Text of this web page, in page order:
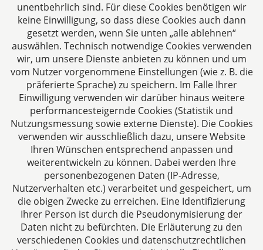
CTC LEGAL
Aachen
Jülicher Straße 215
52070 Aachen
Deutschland
Tel: +49 241 94621-0
Fax: +49 241 94621-111
E-Mail:kanzlei@dhk-law.com
Über uns
Ihre Ansprechpartner für Fragen rund um
Gesellschaftsrecht, Steuergestaltung und
Vertragsrecht.
unentbehrlich sind. Für diese Cookies benötigen wir
keine Einwilligung, so dass diese Cookies auch dann
gesetzt werden, wenn Sie unten „alle ablehnen“
auswählen. Technisch notwendige Cookies verwenden
wir, um unsere Dienste anbieten zu können und um
vom Nutzer vorgenommene Einstellungen (wie z. B. die
präferierte Sprache) zu speichern. Im Falle Ihrer
Einwilligung verwenden wir darüber hinaus weitere
performancesteigernde Cookies (Statistik und
Nutzungsmessung sowie externe Dienste). Die Cookies
verwenden wir ausschließlich dazu, unsere Website
Ihren Wünschen entsprechend anpassen und
weiterentwickeln zu können. Dabei werden Ihre
personenbezogenen Daten (IP-Adresse,
Nutzerverhalten etc.) verarbeitet und gespeichert, um
die obigen Zwecke zu erreichen. Eine Identifizierung
Ihrer Person ist durch die Pseudonymisierung der
Daten nicht zu befürchten. Die Erläuterung zu den
verschiedenen Cookies und datenschutzrechtlichen